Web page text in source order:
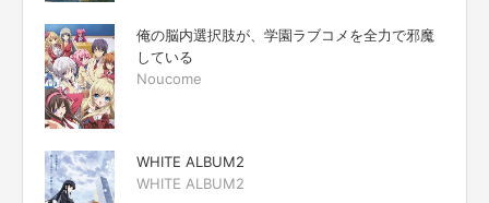
俺の脳内選択肢が、学園ラブコメを全力で邪魔
している
Noucome
WHITE ALBUM2
WHITE ALBUM2